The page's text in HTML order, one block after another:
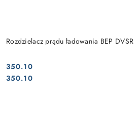
Rozdzielacz prądu ładowania BEP DVSR
Cena:
350.10
Cena:
350.10